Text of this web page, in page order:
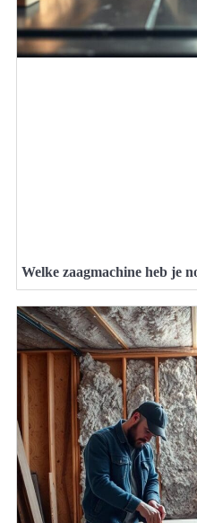
Welke zaagmachine heb je